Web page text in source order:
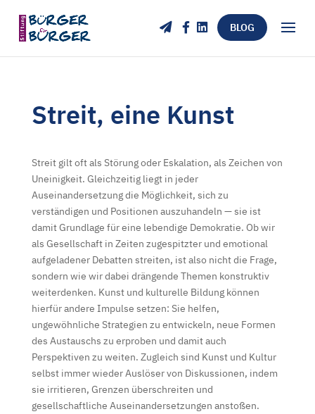
BLOG
Streit, eine Kunst
Streit gilt oft als Störung oder Eskalation, als Zeichen von
Uneinigkeit. Gleichzeitig liegt in jeder
Auseinandersetzung die Möglichkeit, sich zu
verständigen und Positionen auszuhandeln — sie ist
damit Grundlage für eine lebendige Demokratie. Ob wir
als Gesellschaft in Zeiten zugespitzter und emotional
aufgeladener Debatten streiten, ist also nicht die Frage,
sondern wie wir dabei drängende Themen konstruktiv
weiterdenken. Kunst und kulturelle Bildung können
hierfür andere Impulse setzen: Sie helfen,
ungewöhnliche Strategien zu entwickeln, neue Formen
des Austauschs zu erproben und damit auch
Perspektiven zu weiten. Zugleich sind Kunst und Kultur
selbst immer wieder Auslöser von Diskussionen, indem
sie irritieren, Grenzen überschreiten und
gesellschaftliche Auseinandersetzungen anstoßen.